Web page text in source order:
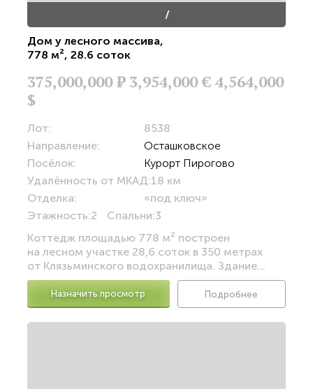
/
Дом у лесного массива,
778 м², 28.6 соток
375,000,000Р 3,954,000 € 4,564,000
$
Лот:
8538
Направление:
Осташковское
Посёлок:
Курорт Пирогово
Удалённость от МКАД:18 км
Отделка:
«под ключ»
Этажность:2 Спальни:3
Коттедж площадью 778 м² построен
на лесном участке 28,6 соток в 350 метрах
от Клязьминского водохранилища. Здание...
Назначить просмотр Подробнее